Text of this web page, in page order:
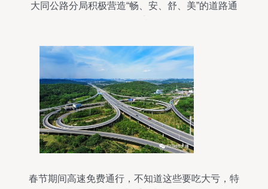
大同公路分局积极营造“畅、安、舒、美”的道路通
春节期间高速免费通行，不知道这些要吃大亏，特